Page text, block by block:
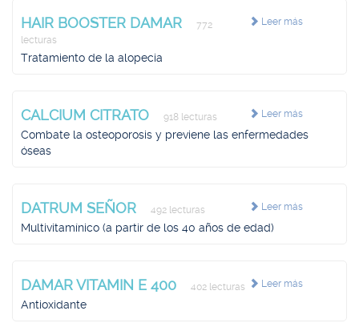
Leer más
HAIR BOOSTER DAMAR
772
lecturas
Tratamiento de la alopecia
Leer más
CALCIUM CITRATO 918 lecturas
Combate la osteoporosis y previene las enfermedades
óseas
Leer más
DATRUM SEÑOR 492 lecturas
Multivitamínico (a partir de los 40 años de edad)
Leer más
DAMAR VITAMIN E 400 402 lecturas
Antioxidante